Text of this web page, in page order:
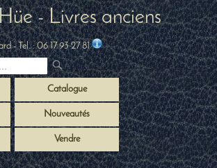
- Livres anciens
- Tel. :06 17 93 27 81
Catalogue
Nouveautés
Vendre